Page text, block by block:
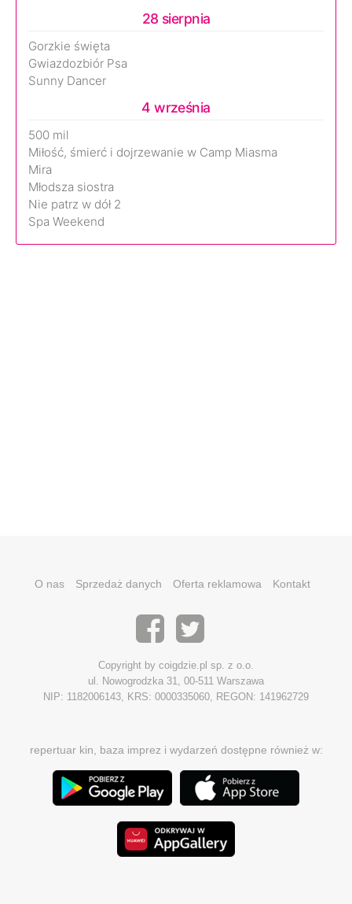
28 sierpnia
Gorzkie święta
Gwiazdozbiór Psa
Sunny Dancer
4 września
500 mil
Miłość, śmierć i dojrzewanie w Camp Miasma
Mira
Młodsza siostra
Nie patrz w dół 2
Spa Weekend
O nas Sprzedaż danych Oferta reklamowa Kontakt
Copyright by coigdzie.pl sp. z o.o.
ul. Nowogrodzka 31, 00-511 Warszawa
NIP: 1182006143, KRS: 0000335060, REGON: 141962729
repertuar kin, baza imprez i wydarzeń dostępne również w: